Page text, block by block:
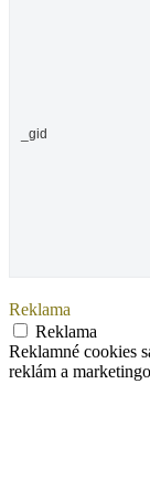
_gid
Reklama
Reklama
Reklamné cookies
reklám a